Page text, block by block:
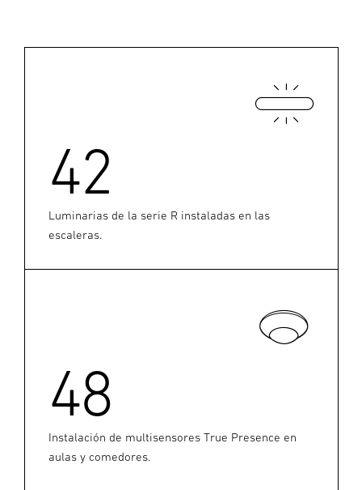
42
Luminarias de la serie R instaladas en las
escaleras.
48
Instalación de multisensores True Presence en
aulas y comedores.